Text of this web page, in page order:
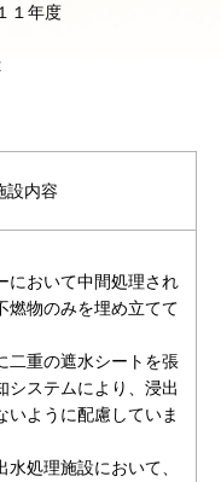
１年度
設内容
において中間処理され
燃物のみを埋め立てて
二重の遮水シートを張
システムにより、浸出
いように配慮していま
水処理施設において、